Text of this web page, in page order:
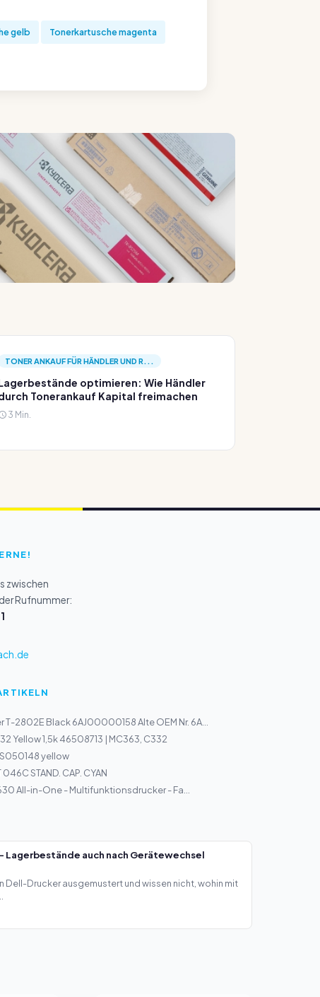
gelb Tonerkartusche magenta
TONER ANKAUF FÜR HÄNDLER UND R...
optimieren: Wie Händler
Tonerankauf Kapital freimachen
3 Min.
zwischen
Rufnummer:
T-2802E Black 6AJ00000158 Alte OEM Nr. 6A...
Yellow 1,5k 46508713 | MC363, C332
yellow
STAND. CAP. CYAN
All-in-One - Multifunktionsdrucker - Fa...
Lagerbestände auch nach Gerätewechsel
Dell-Drucker ausgemustert und wissen nicht, wohin mit